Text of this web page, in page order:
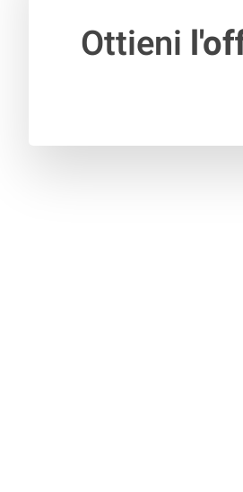
Ottieni